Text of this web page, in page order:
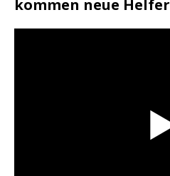
kommen neue Helfer